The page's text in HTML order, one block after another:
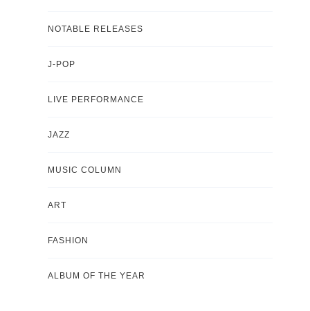
NOTABLE RELEASES
J-POP
LIVE PERFORMANCE
JAZZ
MUSIC COLUMN
ART
FASHION
ALBUM OF THE YEAR